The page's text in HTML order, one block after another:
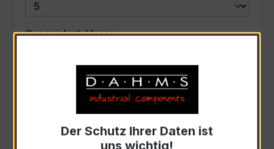
Genauigkeitsklasseauswählen
Scheinleistung (VA)auswählen
Auswahl zurücksetzen
Der Schutz Ihrer Daten ist
uns wichtig!